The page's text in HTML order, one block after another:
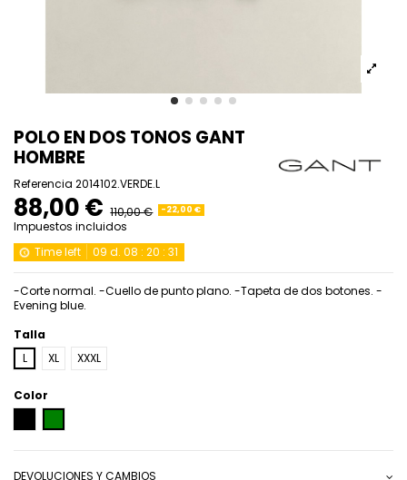
POLO EN DOS TONOS GANT
HOMBRE
Referencia 2014102.VERDE.L
88,00 € 110,00 € -22,00 €
Impuestos incluidos
Time left
09 d. 08 :20 :31
-Corte normal. -Cuello de punto plano. -Tapeta de dos botones. -
Evening blue.
Talla
L
XL XXXL
Color
DEVOLUCIONES Y CAMBIOS